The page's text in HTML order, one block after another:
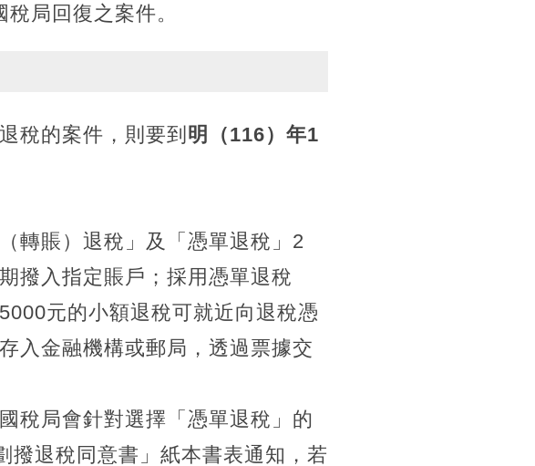
局回復之案件。
稅的案件，則要到 明（116）年1
轉賬）退稅」及「憑單退稅」2
撥入指定賬戶；採用憑單退稅
元的小額退稅可就近向退稅憑
入金融機構或郵局，透過票據交
稅局會針對選擇「憑單退稅」的
撥退稅同意書」紙本書表通知，若